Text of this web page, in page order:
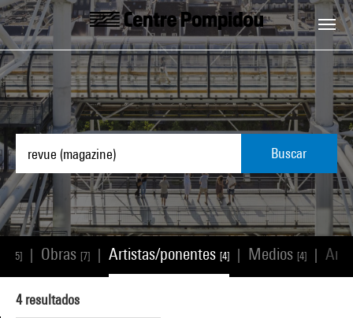
Skip to main content
Centre Pompidou
Buscar
[5] Obras [7] Artistas/ponentes [4] Medios [4]
4resultados